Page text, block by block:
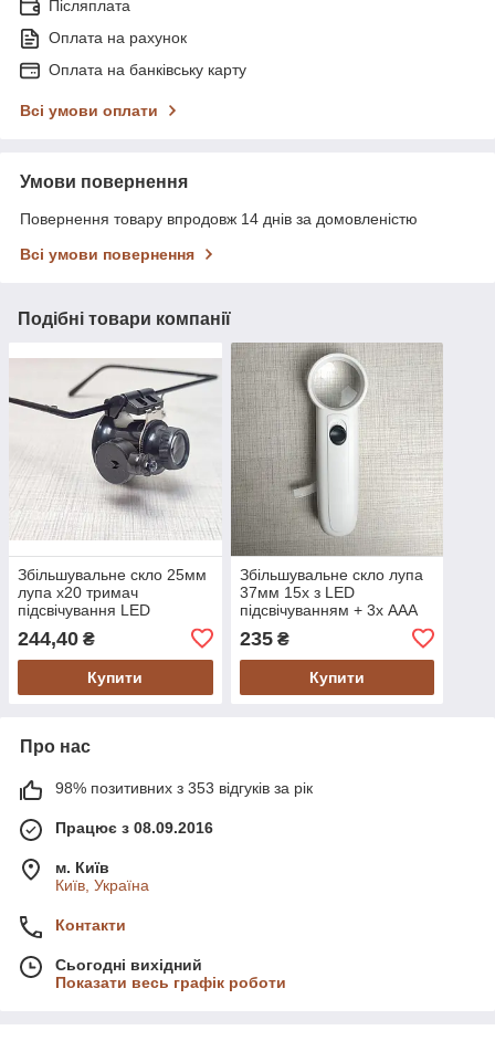
Післяплата
Оплата на рахунок
Оплата на банківську карту
Всі умови оплати
Умови повернення
Повернення товару впродовж 14 днів за домовленістю
Всі умови повернення
Подібні товари компанії
Збільшувальне скло 25мм
лупа х20 тримач
підсвічування LED
244,40 ₴
Купити
Збільшувальне скло лупа
37мм 15х з LED
підсвічуванням + 3х ААА
235₴
Купити
Про нас
98% позитивних з 353 відгуків за рік
Працює з 08.09.2016
м. Київ
Київ, Україна
Контакти
Сьогодні вихідний
Показати весь графік роботи